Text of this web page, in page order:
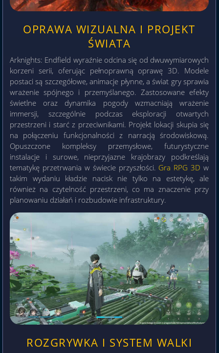
OPRAWA WIZUALNA I PROJEKT
ŚWIATA
Arknights: Endfield wyraźnie odcina się od dwuwymiarowych
korzeni serii, oferując pełnoprawną oprawę 3D. Modele
postaci są szczegółowe, animacje płynne, a świat gry sprawia
wrażenie spójnego i przemyślanego. Zastosowane efekty
świetlne oraz dynamika pogody wzmacniają wrażenie
immersji, szczególnie podczas eksploracji otwartych
przestrzeni i starć z przeciwnikami. Projekt lokacji skupia się
na połączeniu funkcjonalności z narracją środowiskową.
Opuszczone kompleksy przemysłowe, futurystyczne
instalacje i surowe, nieprzyjazne krajobrazy podkreślają
tematykę przetrwania w świecie przyszłości. Gra RPG 3D w
takim wydaniu kładzie nacisk nie tylko na estetykę, ale
również na czytelność przestrzeni, co ma znaczenie przy
planowaniu działań i rozbudowie infrastruktury.
ROZGRYWKA I SYSTEM WALKI